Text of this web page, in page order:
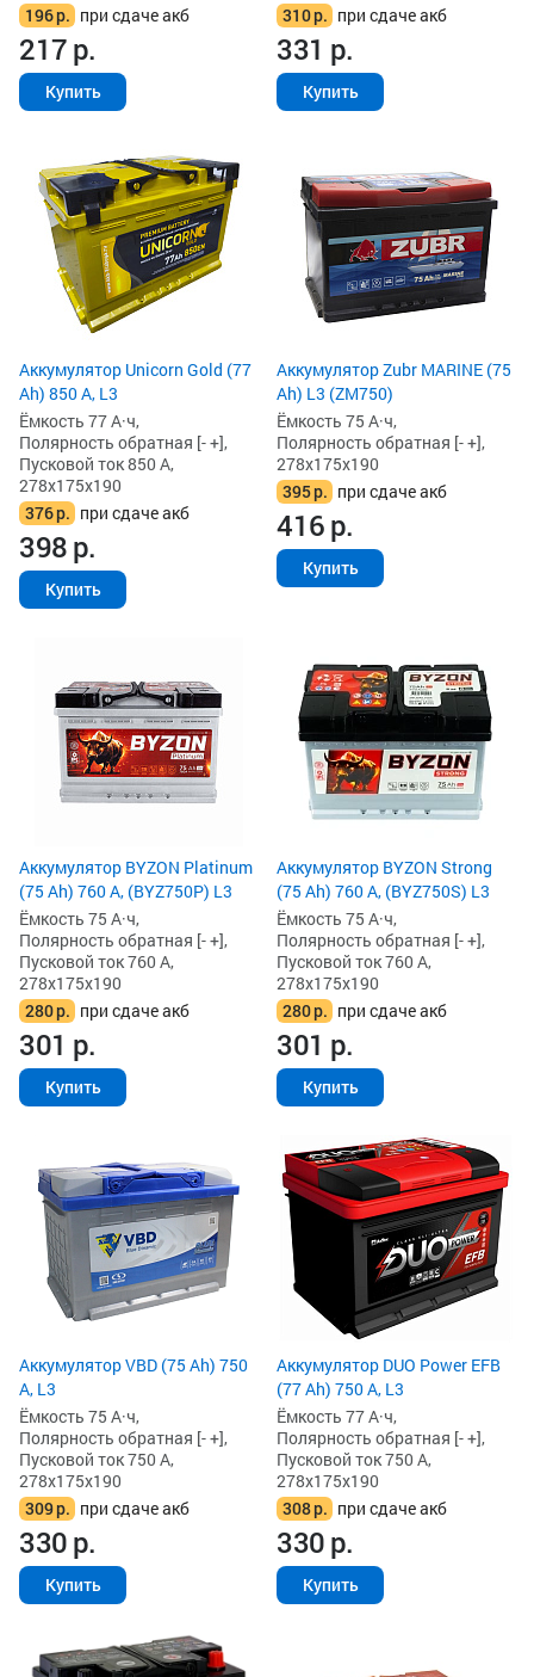
196р. при сдаче акб
217р.
Купить
310р. при сдаче акб
331 р.
Купить
Аккумулятор Unicorn Gold (77
Ah) 850 А, L3
Ёмкость 77 А·ч,
Полярность обратная [- +],
Пусковой ток 850 А,
278x175x190
376р. при сдаче акб
398р.
Купить
Аккумулятор Zubr MARINE (75
Ah) L3 (ZM750)
Ёмкость 75 А·ч,
Полярность обратная [- +],
278x175x190
395р. при сдаче акб
416р.
Купить
Аккумулятор BYZON Platinum
(75 Ah) 760 А, (BYZ750P) L3
Ёмкость 75 А·ч,
Полярность обратная [- +],
Пусковой ток 760 А,
278x175x190
280р. при сдаче акб
301 р.
Купить
Аккумулятор BYZON Strong
(75 Ah) 760 А, (BYZ750S) L3
Ёмкость 75 А·ч,
Полярность обратная [- +],
Пусковой ток 760 А,
278x175x190
280р. при сдаче акб
301 р.
Купить
Аккумулятор VBD (75 Ah) 750
А, L3
Ёмкость 75 А·ч,
Полярность обратная [- +],
Пусковой ток 750 А,
278x175x190
309р. при сдаче акб
330р.
Купить
Аккумулятор DUO Power EFB
(77 Ah) 750 А, L3
Ёмкость 77 А·ч,
Полярность обратная [- +],
Пусковой ток 750 А,
278x175x190
308р. при сдаче акб
330р.
Купить